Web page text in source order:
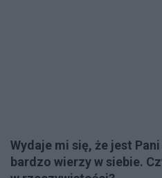
Wydaje mi się, że jest
bardzo wierzy w siebie.